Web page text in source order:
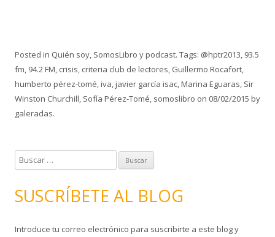
Posted in Quién soy, SomosLibro y podcast. Tags: @hptr2013, 93.5
fm, 94.2 FM, crisis, criteria club de lectores, Guillermo Rocafort,
humberto pérez-tomé,iva,javier garcía isac,Marina Eguaras, Sir
Winston Churchill, Sofía Pérez-Tomé, somoslibro on 08/02/2015 by
galeradas.
u
c
r
SUSCRÍBETE AL BLOG
Introduce tu correo electrónico para suscribirte a este blog y